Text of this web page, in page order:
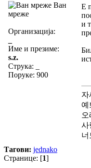
Ван
мреже
Организација:
Име и презиме:
s.z.
Струка:
Поруке: 900
Е
и
자
예
사
너
Тагови: jednako
Странице: [1]